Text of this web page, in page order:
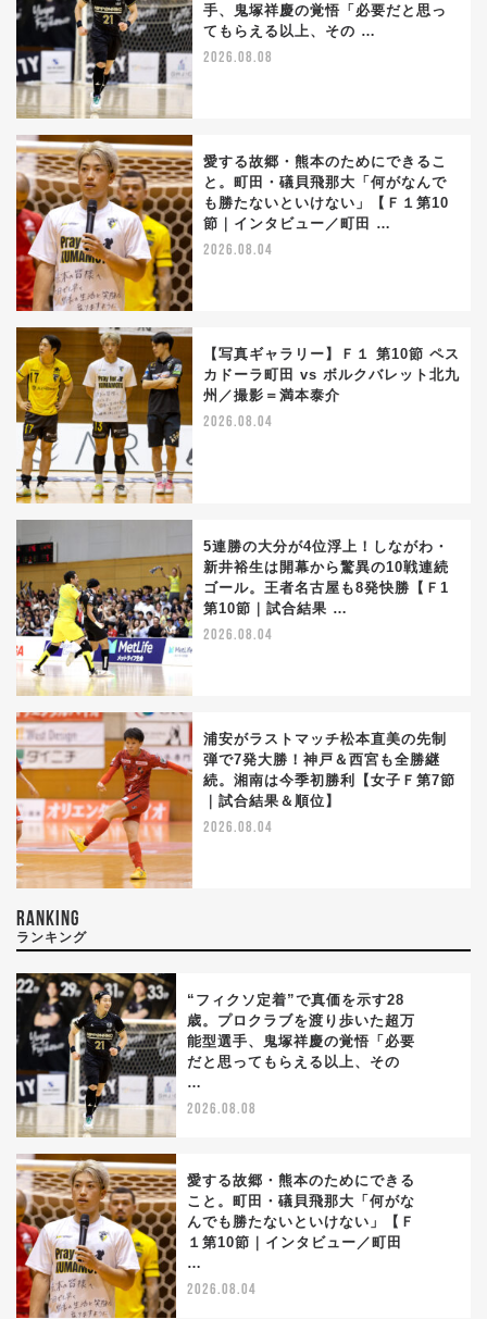
手、鬼塚祥慶の覚悟「必要だと思っ
てもらえる以上、その …
2026.08.08
愛する故郷・熊本のためにできるこ
と。町田・礒貝飛那大「何がなんで
も勝たないといけない」【Ｆ１第10
節｜インタビュー／町田 …
2026.08.04
【写真ギャラリー】Ｆ１ 第10節 ペス
カドーラ町田 vs ボルクバレット北九
州／撮影＝満本泰介
2026.08.04
5連勝の大分が4位浮上！しながわ・
新井裕生は開幕から驚異の10戦連続
ゴール。王者名古屋も8発快勝【Ｆ1
第10節｜試合結果 …
2026.08.04
浦安がラストマッチ松本直美の先制
弾で7発大勝！神戸＆西宮も全勝継
続。湘南は今季初勝利【女子Ｆ第7節
｜試合結果＆順位】
2026.08.04
RANKING
ランキング
“フィクソ定着”で真価を示す28
歳。プロクラブを渡り歩いた超万
能型選手、鬼塚祥慶の覚悟「必要
だと思ってもらえる以上、その
…
2026.08.08
愛する故郷・熊本のためにできる
こと。町田・礒貝飛那大「何がな
んでも勝たないといけない」【Ｆ
１第10節｜インタビュー／町田
…
2026.08.04